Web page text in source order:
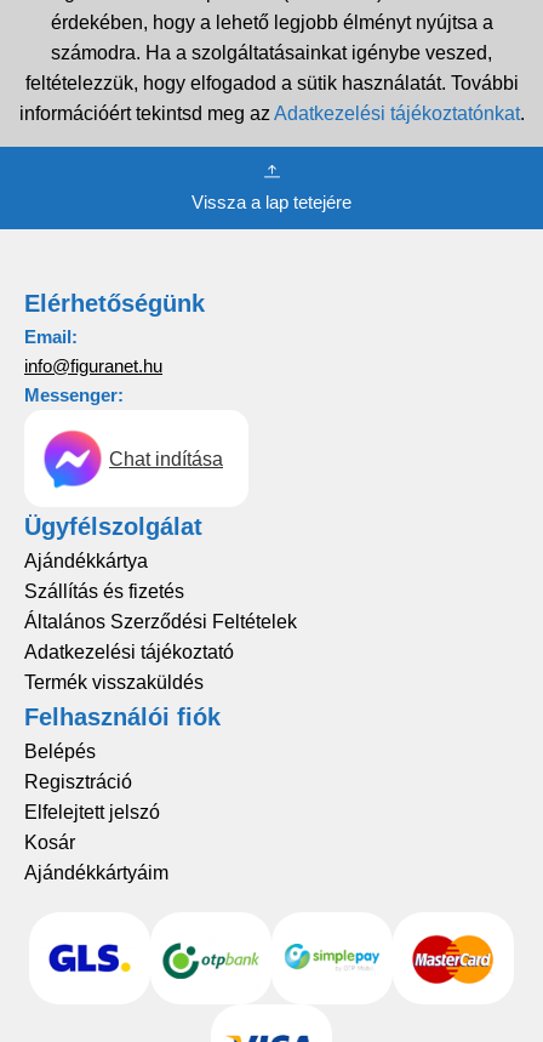
érdekében, hogy a lehető legjobb élményt nyújtsa a
számodra. Ha a szolgáltatásainkat igénybe veszed,
feltételezzük, hogy elfogadod a sütik használatát. További
információért tekintsd meg az Adatkezelési tájékoztatónkat.
Vissza a lap tetejére
Elérhetőségünk
Email:
info@figuranet.hu
Messenger:
Chat indítása
Ügyfélszolgálat
Ajándékkártya
Szállítás és fizetés
Általános Szerződési Feltételek
Adatkezelési tájékoztató
Termék visszaküldés
Felhasználói fiók
Belépés
Regisztráció
Elfelejtett jelszó
Kosár
Ajándékkártyáim